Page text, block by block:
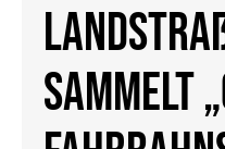
sammelt